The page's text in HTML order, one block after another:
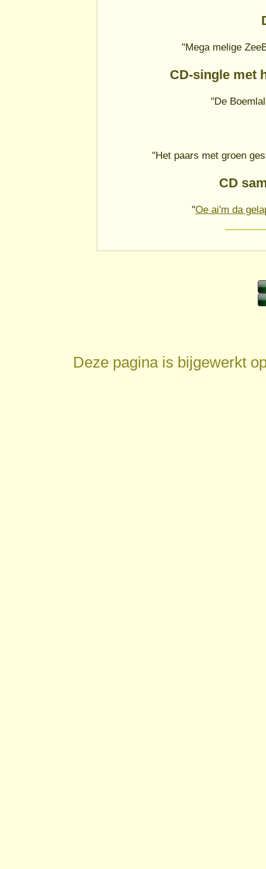
"Mega melige
CD-single met
"De
"Het paars met groen
CD
"Oe ai'm da
Deze pagina is bijgewerkt